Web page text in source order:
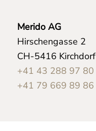
Merido AG
Hirschengasse 2
CH-5416 Kirchdorf
+41 43 288 97 80
+41 79 669 89 86